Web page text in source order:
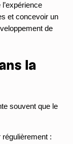
et concevoir un
de
la
souvent que le
: